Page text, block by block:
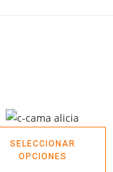
SELECCIONAR
OPCIONES